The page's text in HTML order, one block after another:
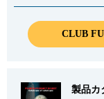
CLUB
製品カ